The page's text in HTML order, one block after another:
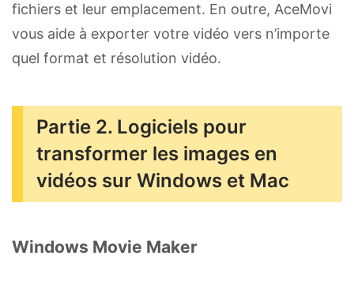
fichiers et leur emplacement. En outre, AceMovi
vous aide à exporter votre vidéo vers n’importe
quel format et résolution vidéo.
Partie 2. Logiciels pour
transformer les images en
vidéos sur Windows et Mac
Windows Movie Maker